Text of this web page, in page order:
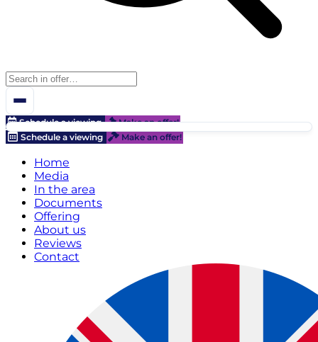
Schedule a viewing
Make an offer!
Schedule a viewing
Make an offer!
Home
Media
In the area
Documents
Offering
About us
Reviews
Contact